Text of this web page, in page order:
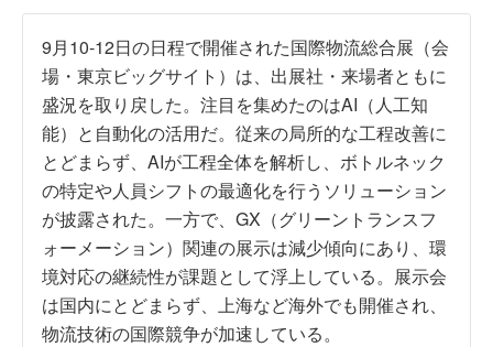
9月10-12日の日程で開催された国際物流総合展（会
場・東京ビッグサイト）は、出展社・来場者ともに
盛況を取り戻した。注目を集めたのはAI（人工知
能）と自動化の活用だ。従来の局所的な工程改善に
とどまらず、AIが工程全体を解析し、ボトルネック
の特定や人員シフトの最適化を行うソリューション
が披露された。一方で、GX（グリーントランスフ
ォーメーション）関連の展示は減少傾向にあり、環
境対応の継続性が課題として浮上している。展示会
は国内にとどまらず、上海など海外でも開催され、
物流技術の国際競争が加速している。